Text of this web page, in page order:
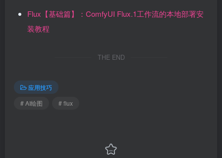
Flux【基础篇】：ComfyUI Flux.1工作流的本地部署安
装教程
THE END
应用技巧
# AI绘图
# flux